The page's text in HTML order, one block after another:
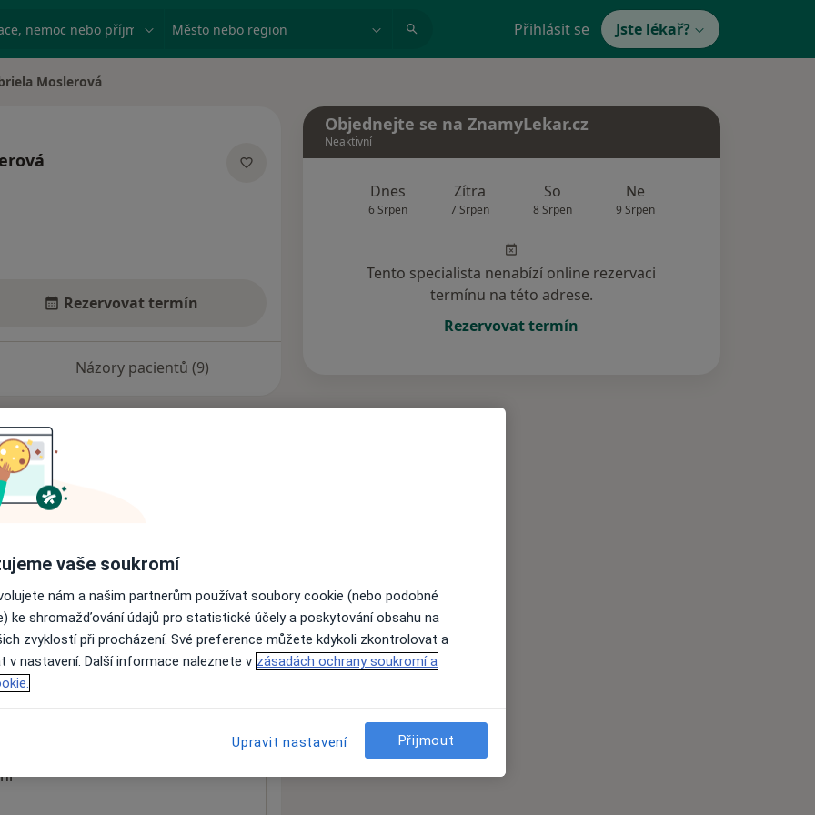
nemoc nebo příjmení Město nebo region Přihlásit se Jste lékař?
Moslerová
Rezervovat termín
Názory pacientů (9)
nejsou k dispozici
informace o svých službách.
Objednejte se na ZnamyLekar.cz
Neaktivní
Dnes
6 Srpen
Zítra
7 Srpen
So
8 Srpen
Ne
9 Srpen
Tento specialista nenabízí online rezervaci
termínu na této adrese.
Rezervovat termín
vaše soukromí
nám a našim partnerům používat soubory cookie (nebo podobné
ke shromažďování údajů pro statistické účely a poskytování obsahu na
zvyklostí při procházení. Své preference můžete kdykoli zkontrolovat a
v nastavení. Další informace naleznete v zásadách ochrany soukromí a
Upravit nastavení Přijmout